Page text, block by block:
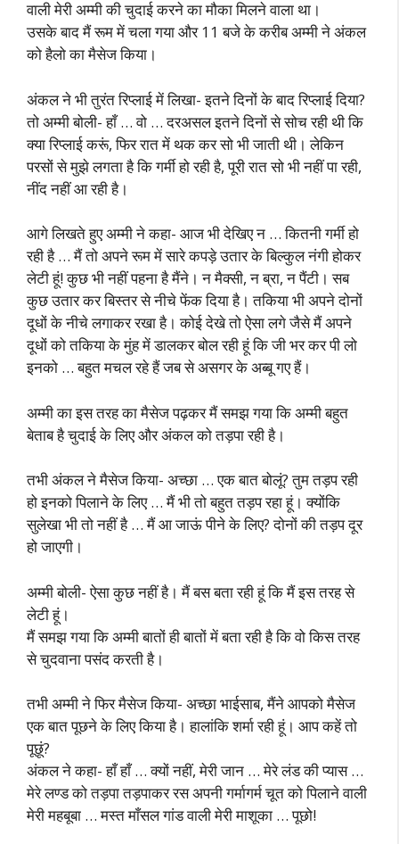
वाली मेरी अम्मी की चुदाई करने का मौका मिलने वाला था।
उसके बाद मैं रूम में चला गया और 11 बजे के करीब अम्मी ने अंकल
को हैलो का मैसेज किया।
अंकल ने भी तुरंत रिप्लाई में लिखा- इतने दिनों के बाद रिप्लाई दिया?
तो अम्मी बोली- हाँ … वो … दरअसल इतने दिनों से सोच रही थी कि
क्या रिप्लाई करूं, फिर रात में थक कर सो भी जाती थी। लेकिन
परसों से मुझे लगता है कि गर्मी हो रही है, पूरी रात सो भी नहीं पा रही,
नींद नहीं आ रही है।
आगे लिखते हुए अम्मी ने कहा- आज भी देखिए न … कितनी गर्मी हो
रही है … मैं तो अपने रूम में सारे कपड़े उतार के बिल्कुल नंगी होकर
लेटी हूं! कुछ भी नहीं पहना है मैंने। न मैक्सी, न ब्रा, न पैंटी। सब
कुछ उतार कर बिस्तर से नीचे फेंक दिया है। तकिया भी अपने दोनों
दूधों के नीचे लगाकर रखा है। कोई देखे तो ऐसा लगे जैसे मैं अपने
दूधों को तकिया के मुंह में डालकर बोल रही हूं कि जी भर कर पी लो
इनको … बहुत मचल रहे हैं जब से असगर के अब्बू गए हैं।
अम्मी का इस तरह का मैसेज पढ़कर मैं समझ गया कि अम्मी बहुत
बेताब है चुदाई के लिए और अंकल को तड़पा रही है।
तभी अंकल ने मैसेज किया- अच्छा … एक बात बोलूं? तुम तड़प रही
हो इनको पिलाने के लिए … मैं भी तो बहुत तड़प रहा हूं। क्योंकि
सुलेखा भी तो नहीं है … मैं आ जाऊं पीने के लिए? दोनों की तड़प दूर
हो जाएगी।
अम्मी बोली- ऐसा कुछ नहीं है। मैं बस बता रही हूं कि मैं इस तरह से
लेटी हूं।
मैं समझ गया कि अम्मी बातों ही बातों में बता रही है कि वो किस तरह
से चुदवाना पसंद करती है।
तभी अम्मी ने फिर मैसेज किया- अच्छा भाईसाब, मैंने आपको मैसेज
एक बात पूछने के लिए किया है। हालांकि शर्मा रही हूं। आप कहें तो
पूछूं?
अंकल ने कहा- हाँ हाँ … क्यों नहीं, मेरी जान … मेरे लंड की प्यास …
मेरे लण्ड को तड़पा तड़पाकर रस अपनी गर्मागर्म चूत को पिलाने वाली
मेरी महबूबा … मस्त माँसल गांड वाली मेरी माशूका … पूछो!